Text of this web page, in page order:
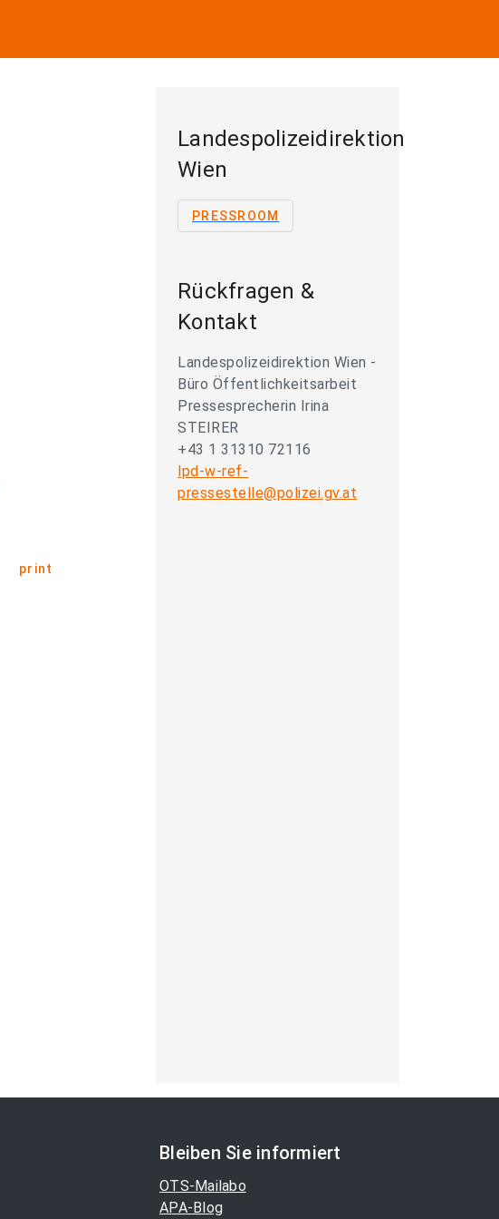
print
Landespolizeidirektion
Wien
PRESSROOM
Rückfragen &
Kontakt
Landespolizeidirektion Wien -
Büro Öffentlichkeitsarbeit
Pressesprecherin Irina
STEIRER
+43 1 31310 72116
lpd-w-ref-
pressestelle@polizei.gv.at
Bleiben Sie informiert
OTS-Mailabo
APA-Blog